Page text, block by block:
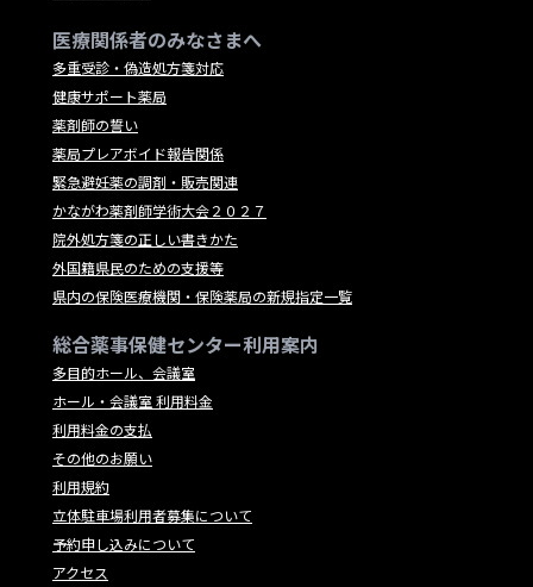
医療関係者のみなさまへ
多重受診・偽造処方箋対応
健康サポート薬局
薬剤師の誓い
薬局プレアボイド報告関係
緊急避妊薬の調剤・販売関連
かながわ薬剤師学術大会２０２７
院外処方箋の正しい書きかた
外国籍県民のための支援等
県内の保険医療機関・保険薬局の新規指定一覧
総合薬事保健センター利用案内
多目的ホール、会議室
ホール・会議室 利用料金
利用料金の支払
その他のお願い
利用規約
立体駐車場利用者募集について
予約申し込みについて
アクセス